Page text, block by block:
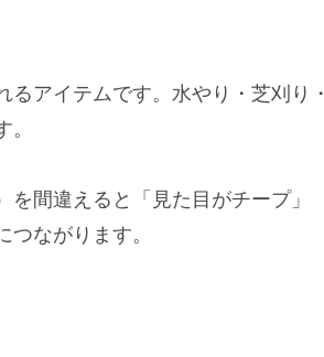
アイテムです。水やり・芝刈り・
間違えると「見た目がチープ」
ながります。